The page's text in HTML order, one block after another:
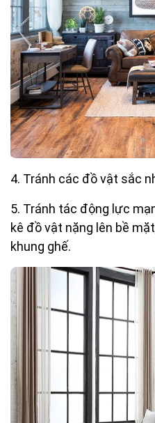
4. Tránh các đồ vật sắc
5. Tránh tác động lực
kê đồ vật nặng lên bề
khung ghế.